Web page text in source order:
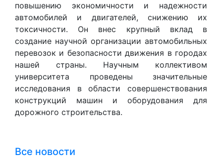
повышению экономичности и надежности
автомобилей и двигателей, снижению их
токсичности. Он внес крупный вклад в
создание научной организации автомобильных
перевозок и безопасности движения в городах
нашей страны. Научным коллективом
университета проведены значительные
исследования в области совершенствования
конструкций машин и оборудования для
дорожного строительства.
Все новости